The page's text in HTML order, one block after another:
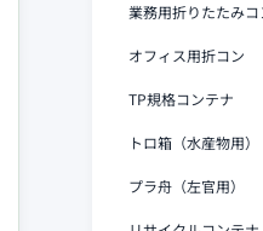
業務用折りたたみコ
オフィス用折コン
TP規格コンテナ
トロ箱（水産物用）
プラ舟（左官用）